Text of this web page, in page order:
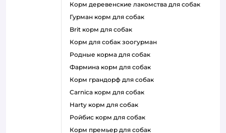
корм деревенские лакомства для собак
гурман корм для собак
brit корм для собак
корм для собак зоогурман
родные корма для собак
фармина корм для собак
корм грандорф для собак
carnica корм для собак
harty корм для собак
ройбис корм для собак
корм премьер для собак